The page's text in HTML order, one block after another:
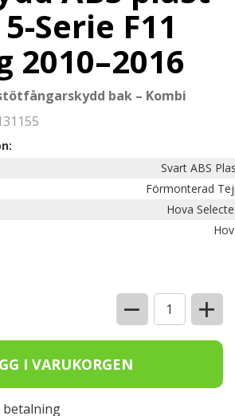
Serie F11
2010–2016
bak – Kombi
Svart ABS
Förmonterad
Hova
− +
betalning